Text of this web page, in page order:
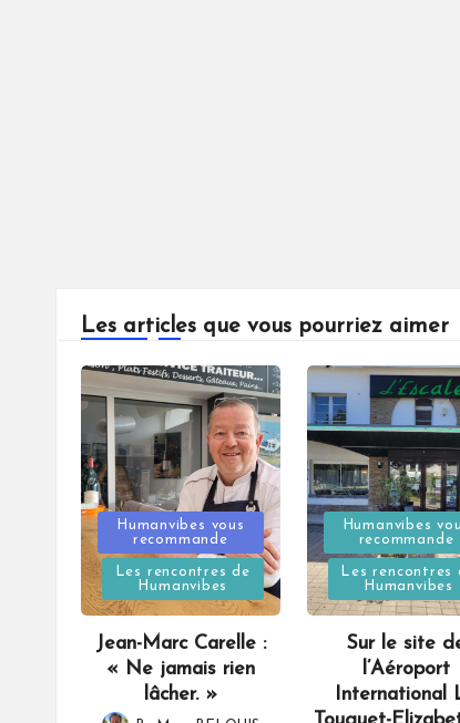
Les articles que vous pourriez aimer
Posted
in
Humanvibes vous
recommande
Les rencontres de
Humanvibes
Jean-Marc Carelle :
« Ne jamais rien
lâcher. »
Posted
in
Humanvibes
recommande
Les rencontres
Humanvibes
Sur le site
l’Aéroport
International